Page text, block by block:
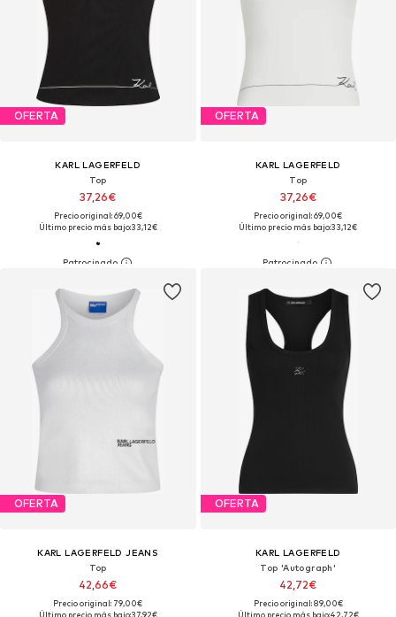
OFERTA
KARL LAGERFELD
Top
37,26€
Precio original: 69,00€
Último precio más bajo:33,12€
OFERTA
KARL LAGERFELD
Top
37,26€
Precio original: 69,00€
Último precio más bajo:33,12€
OFERTA
KARL LAGERFELD JEANS
Top
42,66€
Precio original: 79,00€
Último precio más bajo:37,92€
OFERTA
KARL LAGERFELD
Top 'Autograph'
42,72€
Precio original: 89,00€
Último precio más bajo:42,72€